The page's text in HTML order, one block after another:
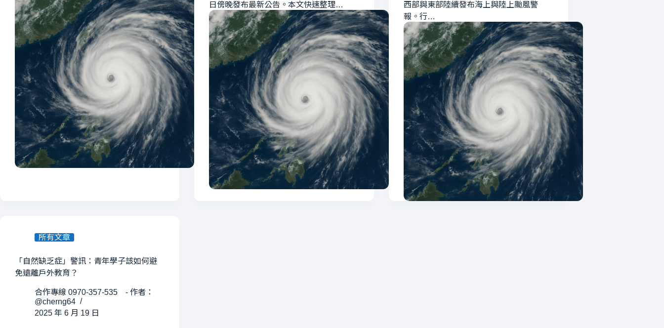
日傍晚發布最新公告。本文快速整理…
西部與東部陸續發布海上與陸上颱風警
報。行…
所有文章
「自然缺乏症」警訊：青年學子該如何避
免遠離戶外教育？
合作專線 0970-357-535 - 作者：
@cherng64
2025 年 6 月 19 日